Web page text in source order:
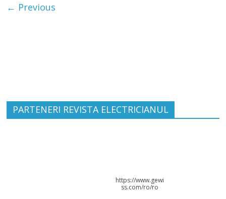
← Previous
PARTENERI REVISTA ELECTRICIANUL
https://www.gewi
ss.com/ro/ro